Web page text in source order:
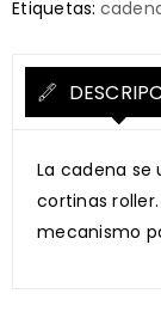
Etiquetas:
La cadena se
cortinas
mecanismo